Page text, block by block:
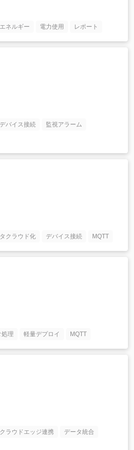
エネルギー 電力使用 レポート
デバイス接続
監視アラーム
クラウド化 デバイス接続 MQTT
処理 軽量デプロイ MQTT
クラウドエッジ連携
データ統合